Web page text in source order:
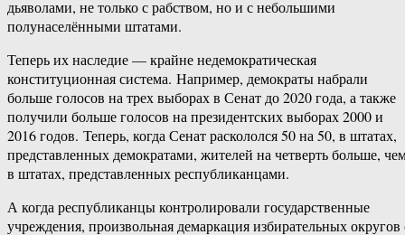
дьяволами, не только с рабством, но и с небольшими
полунаселёнными штатами.
Теперь их наследие — крайне недемократическая
конституционная система. Например, демократы набрали
больше голосов на трех выборах в Сенат до 2020 года, а также
получили больше голосов на президентских выборах 2000 и
2016 годов. Теперь, когда Сенат раскололся 50 на 50, в штатах,
представленных демократами, жителей на четверть больше,
в штатах, представленных республиканцами.
А когда республиканцы контролировали государственные
учреждения, произвольная демаркация избирательных округов